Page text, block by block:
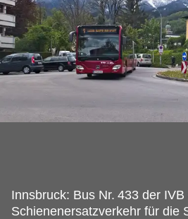
Innsbruck: Bus Nr. 433 der IVB
Schienenersatzverkehr für die